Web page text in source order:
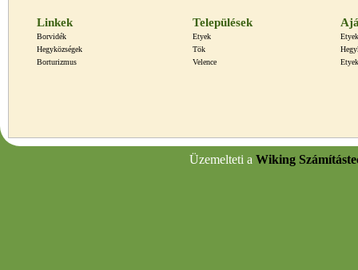
Linkek
Borvidék
Hegyközségek
Borturizmus
Települések
Etyek
Tök
Velence
Üzemelteti aWiking